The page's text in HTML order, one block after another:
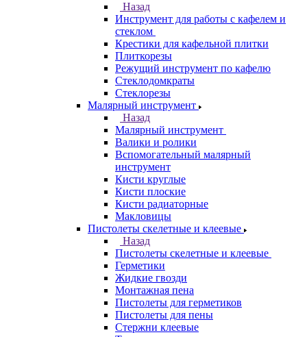
Назад
Инструмент для работы с кафелем и
стеклом
Крестики для кафельной плитки
Плиткорезы
Режущий инструмент по кафелю
Стеклодомкраты
Стеклорезы
Малярный инструмент
Назад
Малярный инструмент
Валики и ролики
Вспомогательный малярный
инструмент
Кисти круглые
Кисти плоские
Кисти радиаторные
Макловицы
Пистолеты скелетные и клеевые
Назад
Пистолеты скелетные и клеевые
Герметики
Жидкие гвозди
Монтажная пена
Пистолеты для герметиков
Пистолеты для пены
Стержни клеевые